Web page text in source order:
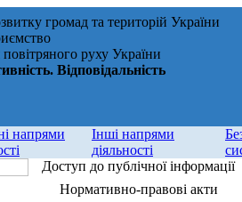
громад та територій України
руху України
Відповідальність
напрями
Інші напрями
діяльності
Доступ до публічної інформації
Нормативно-правові акти